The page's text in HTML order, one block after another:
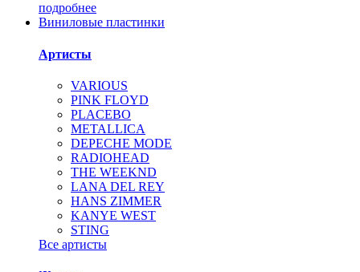
подробнее
Виниловые пластинки
Артисты
VARIOUS
PINK FLOYD
PLACEBO
METALLICA
DEPECHE MODE
RADIOHEAD
THE WEEKND
LANA DEL REY
HANS ZIMMER
KANYE WEST
STING
Все артисты